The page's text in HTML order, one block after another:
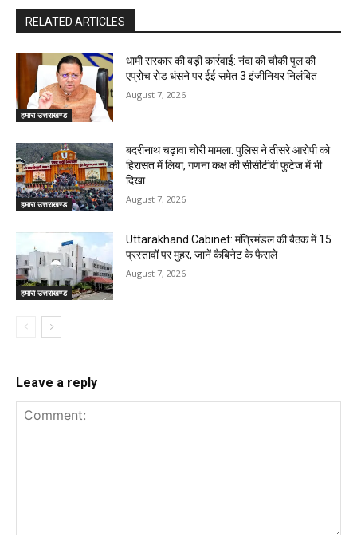
RELATED ARTICLES
हमारा उत्तराखण्ड
धामी सरकार की बड़ी कार्रवाई: नंदा की चौकी पुल की
एप्राेच रोड धंसने पर ईई समेत 3 इंजीनियर निलंबित
August 7, 2026
हमारा उत्तराखण्ड
बदरीनाथ चढ़ावा चोरी मामला: पुलिस ने तीसरे आरोपी को
हिरासत में लिया, गणना कक्ष की सीसीटीवी फुटेज में भी
दिखा
August 7, 2026
हमारा उत्तराखण्ड
Uttarakhand Cabinet: मंत्रिमंडल की बैठक में 15
प्रस्तावों पर मुहर, जानें कैबिनेट के फैसले
August 7, 2026
Leave a reply